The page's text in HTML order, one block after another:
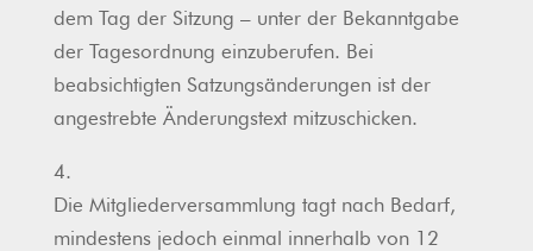
dem Tag der Sitzung – unter der Bekanntgabe
der Tagesordnung einzuberufen. Bei
beabsichtigten Satzungsänderungen ist der
angestrebte Änderungstext mitzuschicken.
4.
Die Mitgliederversammlung tagt nach Bedarf,
mindestens jedoch einmal innerhalb von 12